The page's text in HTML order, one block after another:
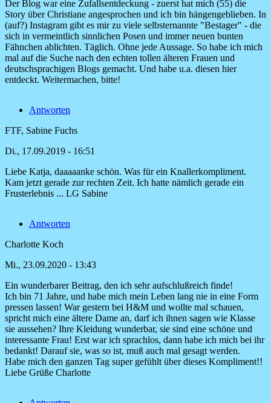
Der Blog war eine Zufallsentdeckung - zuerst hat mich (55) die
Story über Christiane angesprochen und ich bin hängengeblieben. In
(auf?) Instagram gibt es mir zu viele selbsternannte "Bestager" - die
sich in vermeintlich sinnlichen Posen und immer neuen bunten
Fähnchen ablichten. Täglich. Ohne jede Aussage. So habe ich mich
mal auf die Suche nach den echten tollen älteren Frauen und
deutschsprachigen Blogs gemacht. Und habe u.a. diesen hier
entdeckt. Weitermachen, bitte!
Antworten
FTF, Sabine Fuchs
Di., 17.09.2019 - 16:51
Antwort
auf
von
Knobel
Liebe Katja, daaaaanke schön. Was für ein Knallerkompliment.
Kam jetzt gerade zur rechten Zeit. Ich hatte nämlich gerade ein
Frusterlebnis ... LG Sabine
Antworten
Charlotte Koch
Mi., 23.09.2020 - 13:43
Ein wunderbarer Beitrag, den ich sehr aufschlußreich finde!
Ich bin 71 Jahre, und habe mich mein Leben lang nie in eine Form
pressen lassen! War gestern bei H&M und wollte mal schauen,
spricht mich eine ältere Dame an, darf ich ihnen sagen wie Klasse
sie aussehen? Ihre Kleidung wunderbar, sie sind eine schöne und
interessante Frau! Erst war ich sprachlos, dann habe ich mich bei ihr
bedankt! Darauf sie, was so ist, muß auch mal gesagt werden.
Habe mich den ganzen Tag super gefühlt über dieses Kompliment!!
Liebe Grüße Charlotte